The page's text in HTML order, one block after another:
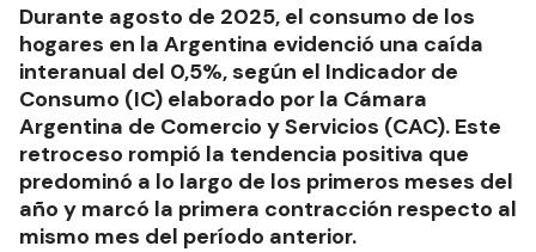
Durante agosto de 2025, el consumo de los
hogares en la Argentina evidenció una caída
interanual del 0,5%, según el Indicador de
Consumo (IC) elaborado por la Cámara
Argentina de Comercio y Servicios (CAC). Este
retroceso rompió la tendencia positiva que
predominó a lo largo de los primeros meses del
año y marcó la primera contracción respecto al
mismo mes del período anterior.